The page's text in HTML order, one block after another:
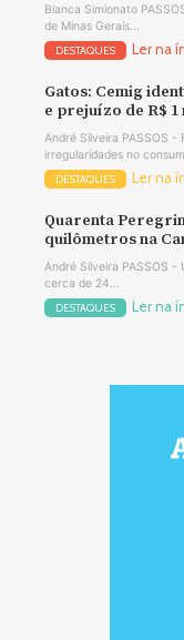
Bianca Simionato
de Minas Gerais...
DESTAQUES Ler na
Gatos: Cemig
e prejuízo de R$ 1
André Silveira PASSOS
irregularidades no
DESTAQUES Ler na
Quarenta
quilômetros na
André Silveira PASSOS
cerca de 24...
DESTAQUES Ler na